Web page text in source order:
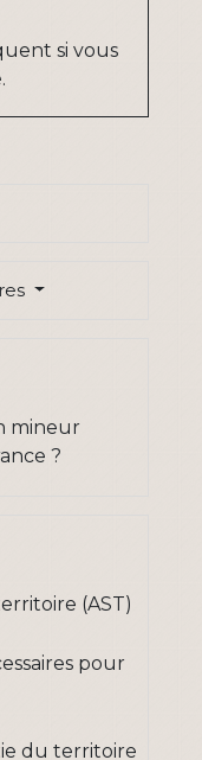
si vous
mineur
?
(AST)
pour
du territoire